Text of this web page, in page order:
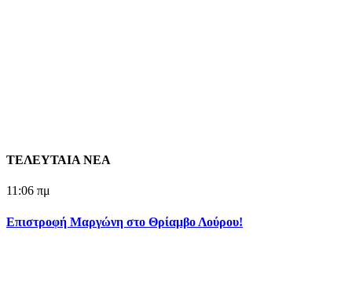
ΤΕΛΕΥΤΑΙΑ ΝΕΑ
11:06 πμ
Επιστροφή Μαργώνη στο Θρίαμβο Λούρου!